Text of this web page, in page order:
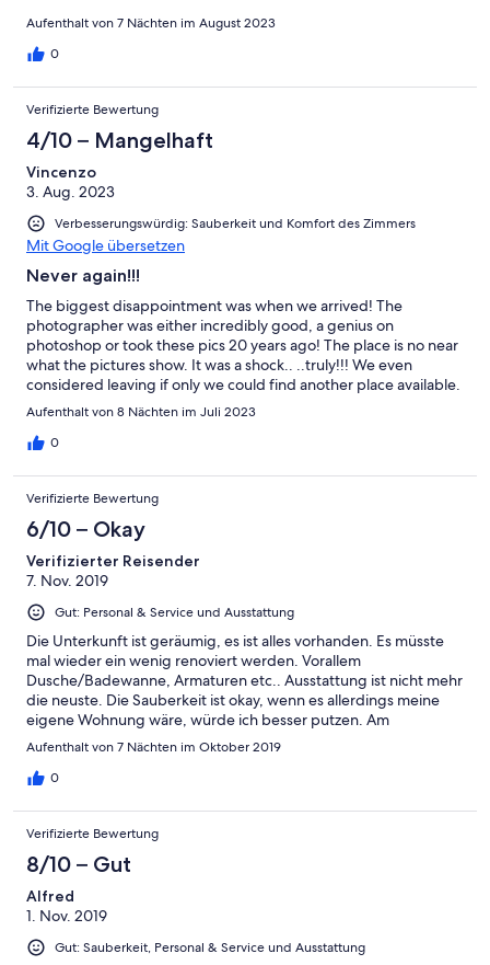
to either Portopetro (very pretty) or Cala Dor Marina (bit more
flash but worth a visit). Beaches are less close. One very small
one within 10-15 mins walk, but not parasols for hire and very
busy. We got a taxi to Cala Mondragó which was nice, and I think
there is a bus too. Overall we had a lovely week’s holiday here -
beautiful part of Mallorca.
Aufenthalt von 7 Nächten im August 2023
0
Verifizierte Bewertung
4/10 – Mangelhaft
Vincenzo
3. Aug. 2023
Verbesserungswürdig: Sauberkeit und Komfort des Zimmers
Mit Google übersetzen
Never again!!!
The biggest disappointment was when we arrived! The
photographer was either incredibly good, a genius on
photoshop or took these pics 20 years ago! The place is no near
what the pictures show. It was a shock.. ..truly!!! We even
considered leaving if only we could find another place available.
Cleaning, if so we can call it, is every second day.. ..but basically
the website! The pool is loosing bits allover the places and
use it as it is for cooking pasta! The younger lady at reception is
however very nice and kind, but not an experience I want to
repeat again...
Aufenthalt von 8 Nächten im Juli 2023
0
Verifizierte Bewertung
6/10 – Okay
Verifizierter Reisender
7. Nov. 2019
Gut: Personal & Service und Ausstattung
Die Unterkunft ist geräumig, es ist alles vorhanden. Es müsste
mal wieder ein wenig renoviert werden. Vorallem
Dusche/Badewanne, Armaturen etc.. Ausstattung ist nicht mehr
die neuste. Die Sauberkeit ist okay, wenn es allerdings meine
eigene Wohnung wäre, würde ich besser putzen. Am
negativsten aufgefallen ist mir allerdings das das Gebäude
eingezogen ist, habe ich nicht mehr viel geschlafen. Man hört
Personal war sehr Freundlich! Empfangsbereich scheint neu
renoviert, sehr schön. Pool Bereich habe ich nicht benutzt sieht
aber ebenfalls sehr ordentlich aus :-)
Aufenthalt von 7 Nächten im Oktober 2019
0
Verifizierte Bewertung
8/10 – Gut
Alfred
1. Nov. 2019
Gut: Sauberkeit, Personal & Service und Ausstattung